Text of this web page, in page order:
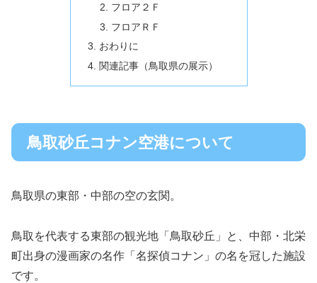
フロア２Ｆ
フロアＲＦ
おわりに
関連記事（鳥取県の展示）
鳥取砂丘コナン空港について
鳥取県の東部・中部の空の玄関。
鳥取を代表する東部の観光地「鳥取砂丘」と、中部・北栄
町出身の漫画家の名作「名探偵コナン」の名を冠した施設
です。